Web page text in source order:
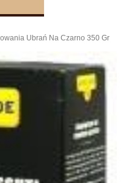
Ubrań Na Czarno 350 Gr